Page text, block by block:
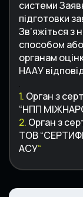
системи
підготовки
Зв’яжіться з
способом
органам
НААУ
.
1. Орган з
“НПП
2. Орган з
ТОВ
АСУ“